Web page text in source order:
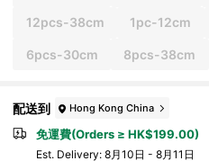
12pcs-38cm 1pc-12cm
6pcs-30cm 8pcs-38cm
配送到 Hong Kong China
免運費(Orders ≥ HK$199.00)
​Est. Delivery: 8月10日 - 8月11日